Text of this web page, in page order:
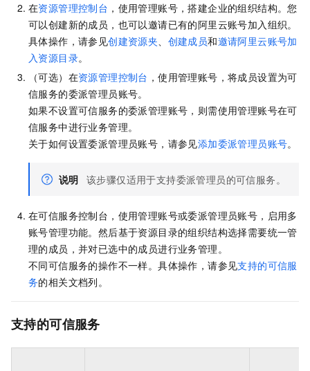
在资源管理控制台 ，使用管理账号，搭建企业的组织结构。您
可以创建新的成员，也可以邀请已有的阿里云账号加入组织。
具体操作，请参见创建资源夹、 创建成员和邀请阿里云账号加
入资源目录。
（可选）在资源管理控制台 ，使用管理账号，将成员设置为可
信服务的委派管理员账号。
如果不设置可信服务的委派管理账号，则需使用管理账号在可
信服务中进行业务管理。
关于如何设置委派管理员账号，请参见添加委派管理员账号。
说明 该步骤仅适用于支持委派管理员的可信服务。
在可信服务控制台，使用管理账号或委派管理员账号，启用多
账号管理功能。然后基于资源目录的组织结构选择需要统一管
理的成员，并对已选中的成员进行业务管理。
不同可信服务的操作不一样。具体操作，请参见支持的可信服
务的相关文档列。
支持的可信服务